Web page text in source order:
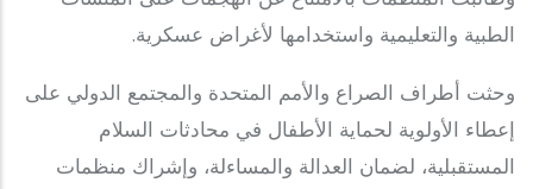
الطبية والتعليمية واستخدامها لأغراض عسكرية.
وحثت أطراف الصراع والأمم المتحدة والمجتمع الدولي على
إعطاء الأولوية لحماية الأطفال في محادثات السلام
المستقبلية، لضمان العدالة والمساءلة، وإشراك منظمات